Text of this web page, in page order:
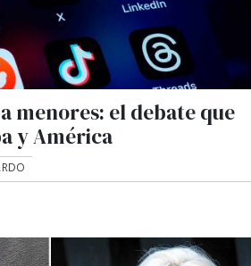
menores: el debate que
y América